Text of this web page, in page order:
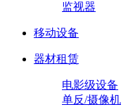
监视器
移动设备
器材租赁
电影级设备
单反/摄像机